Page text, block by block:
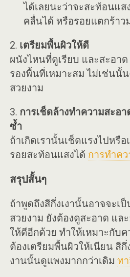
ได้เลยนะว่าจะสะท้อนแส
คลื่นได้ หรือรอยแตกร้าว
2. เตรียมพื้นผิวให้ดี
ผนังไหนที่ดูเรียบ และสะอา
รองพื้นที่เหมาะสม ไม่เช่นนั้
สวยงาม
3. การเช็ดล้างทำความสะอา
ซ้ำ
ถ้าเกิดเรานั้นเช็ดแรงไปหรื
รอยสะท้อนแสงได้ การทำค
สรุปสั้นๆ
ถ้าพูดถึงสีกึ่งเงานั้นอาจจะเ
สวยงาม ยังต้องดูสะอาด แล
ให้ดีอีกด้วย ทำให้เหมาะกับ
ต้องเตรียมพื้นผิวให้เนียน สีกึ่
งานนั้นดูแพงมากกว่าเดิม ท